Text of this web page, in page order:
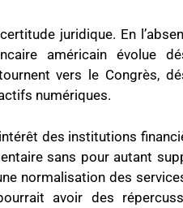
juridique. En
américain évolue
vers le Congrès,
numériques.
des institutions
sans pour autant
normalisation des
avoir des